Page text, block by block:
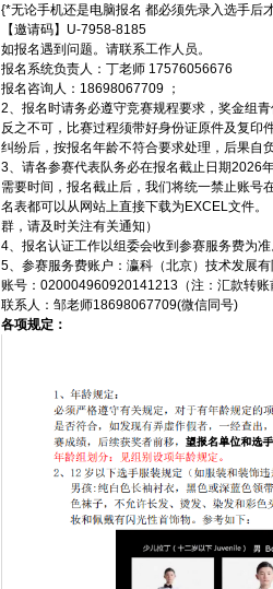
{*无论手机还是电脑报名 都必须先录入选手后
【邀请码】U-7958-8185
如报名遇到问题。请联系工作人员。
报名系统负责人：丁老师 17576056676
报名咨询人：18698067709 ；
2、报名时请务必遵守竞赛规程要求，奖金组
反之不可，比赛过程须带好身份证原件及复印
纠纷后，按报名年龄不符合要求处理，后果自负
3、请各参赛代表队务必在报名截止日期2026
需要时间，报名截止后，我们将统一禁止账号
名表都可以从网站上直接下载为EXCEL文件
群，请及时关注有关通知）
4、报名认证工作以组委会收到参赛服务费为
5、参赛服务费账户：瀛科（北京）技术发展
账号：020004960920141213（注：汇款转账
联系人：邹老师18698067709(微信同号)
各项规定：